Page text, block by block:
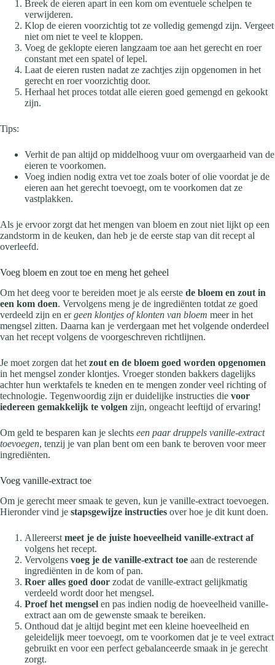
Breek de eieren apart in een kom om eventuele schelpen te
verwijderen.
Klop de eieren voorzichtig tot ze volledig gemengd zijn. Vergeet
niet om niet te veel te kloppen.
Voeg de geklopte eieren langzaam toe aan het gerecht en roer
constant met een spatel of lepel.
Laat de eieren rusten nadat ze zachtjes zijn opgenomen in het
gerecht en roer voorzichtig door.
Herhaal het proces totdat alle eieren goed gemengd en gekookt
zijn.
Tips:
Verhit de pan altijd op middelhoog vuur om overgaarheid van de
eieren te voorkomen.
Voeg indien nodig extra vet toe zoals boter of olie voordat je de
eieren aan het gerecht toevoegt, om te voorkomen dat ze
vastplakken.
Als je ervoor zorgt dat het mengen van bloem en zout niet lijkt op een
zandstorm in de keuken, dan heb je de eerste stap van dit recept al
overleefd.
Voeg bloem en zout toe en meng het geheel
Om het deeg voor te bereiden moet je als eerste de bloem en zout in
een kom doen. Vervolgens meng je de ingrediënten totdat ze goed
verdeeld zijn en ergeen klontjes of klonten van bloem meer in het
mengsel zitten. Daarna kan je verdergaan met het volgende onderdeel
van het recept volgens de voorgeschreven richtlijnen.
Je moet zorgen dat het zout en de bloem goed worden opgenomen
in het mengsel zonder klontjes. Vroeger stonden bakkers dagelijks
achter hun werktafels te kneden en te mengen zonder veel richting of
technologie. Tegenwoordig zijn er duidelijke instructies die voor
iedereen gemakkelijk te volgen zijn, ongeacht leeftijd of ervaring!
Om geld te besparen kan je slechts een paar druppels vanille-extract
toevoegen, tenzij je van plan bent om een bank te beroven voor meer
ingrediënten.
Voeg vanille-extract toe
Om je gerecht meer smaak te geven, kun je vanille-extract toevoegen.
Hieronder vind je stapsgewijze instructies over hoe je dit kunt doen.
Allereerst meet je de juiste hoeveelheid vanille-extract af
volgens het recept.
Vervolgens voeg je de vanille-extract toe aan de resterende
ingrediënten in de kom of pan.
Roer alles goed door zodat de vanille-extract gelijkmatig
verdeeld wordt door het mengsel.
Proef het mengsel en pas indien nodig de hoeveelheid vanille-
extract aan om de gewenste smaak te bereiken.
Onthoud dat je altijd begint met een kleine hoeveelheid en
geleidelijk meer toevoegt, om te voorkomen dat je te veel extract
gebruikt en voor een perfect gebalanceerde smaak in je gerecht
zorgt.